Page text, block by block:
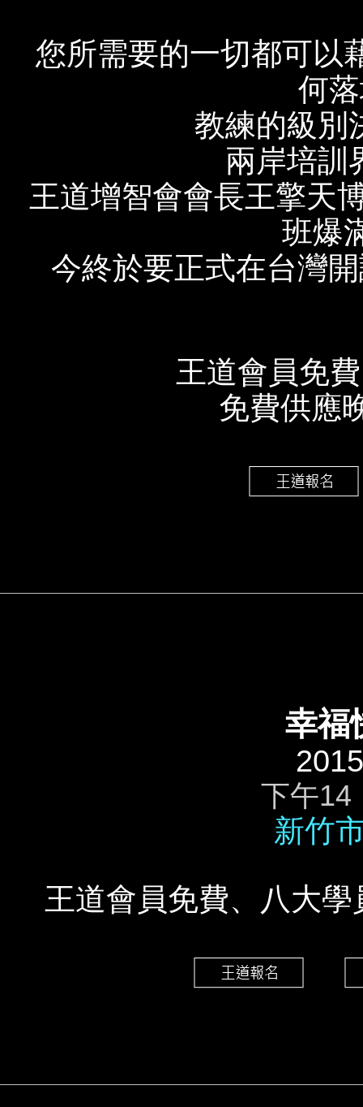
您所需要的一切都可以
何
教練的級別
兩岸培訓
王道增智會會長王擎天
班爆
今終於要正式在台灣
王道會員免
免費供應
幸福
下午14
新竹
王道會員免費、八大